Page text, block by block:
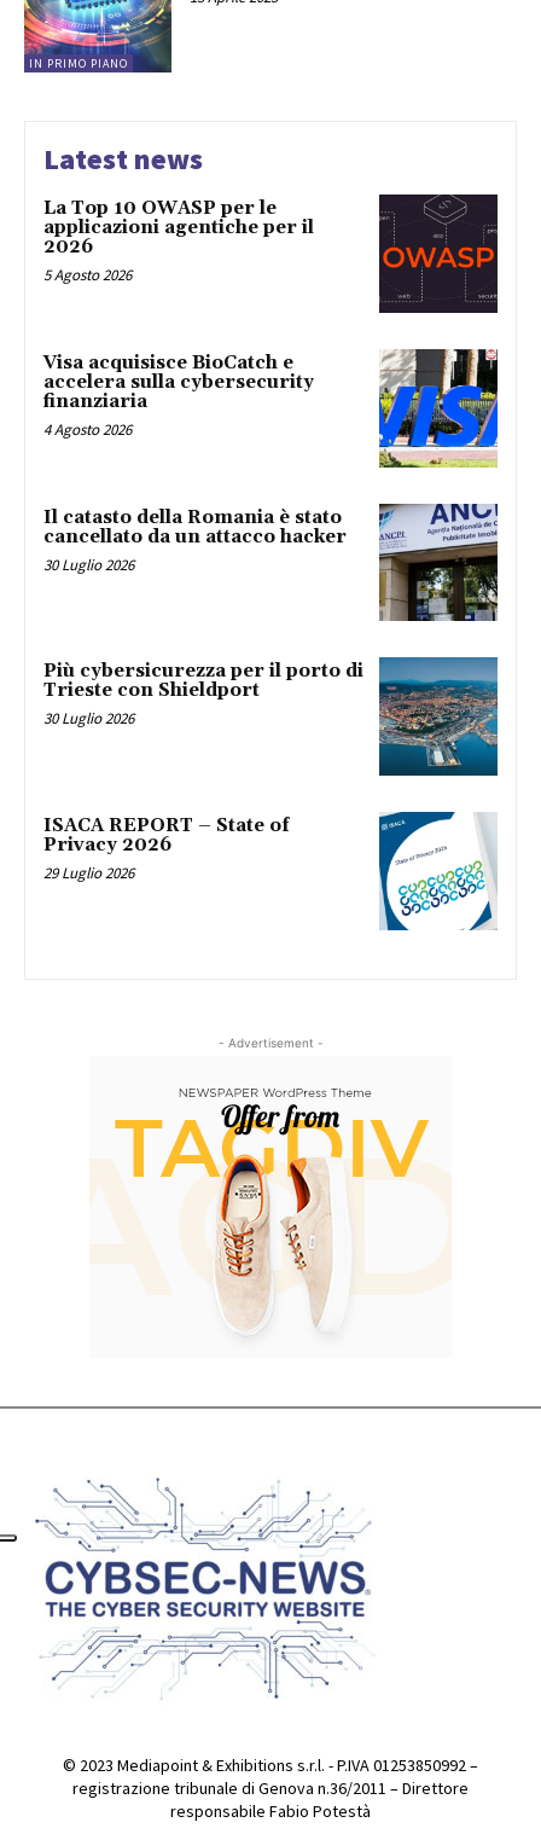
IN PRIMO PIANO
Latest news
La Top 10 OWASP per le
applicazioni agentiche per il
2026
5 Agosto 2026
Visa acquisisce BioCatch e
accelera sulla cybersecurity
finanziaria
4 Agosto 2026
Il catasto della Romania è stato
cancellato da un attacco hacker
30 Luglio 2026
Più cybersicurezza per il porto di
Trieste con Shieldport
30 Luglio 2026
ISACA REPORT – State of
Privacy 2026
29 Luglio 2026
- Advertisement -
© 2023 Mediapoint & Exhibitions s.r.l. - P.IVA 01253850992 –
registrazione tribunale di Genova n.36/2011 – Direttore
responsabile Fabio Potestà